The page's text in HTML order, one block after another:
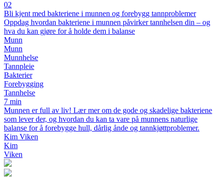
02
Bli kjent med bakteriene i munnen og forebygg tannproblemer
Oppdag hvordan bakteriene i munnen påvirker tannhelsen din – og
hva du kan gjøre for å holde dem i balanse
Munn
Munn
Munnhelse
Tannpleie
Bakterier
Forebygging
Tannhelse
7 min
Munnen er full av liv! Lær mer om de gode og skadelige bakteriene
som lever der, og hvordan du kan ta vare på munnens naturlige
balanse for å forebygge hull, dårlig ånde og tannkjøttproblemer.
Kim Viken
Kim
Viken